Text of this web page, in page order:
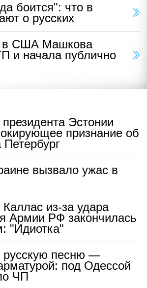
боится": что в
о русских
в США Машкова
и начала публично
Эстонии
признание об
Петербург
вызвало ужас в
Каллас из-за удара
Армии РФ закончилась
"Идиотка"
русскую песню —
под Одессой
ЧП